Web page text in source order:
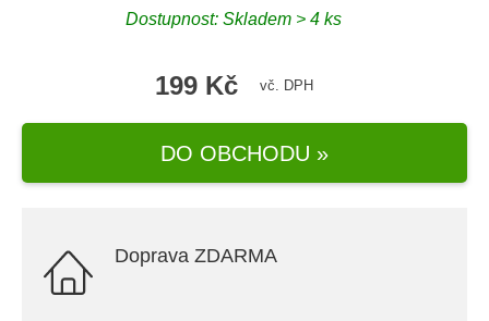
Dostupnost: Skladem > 4 ks
199 Kč vč. DPH
DO OBCHODU »
Doprava ZDARMA